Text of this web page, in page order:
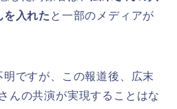
を入れた と一部のメディアが
ですが、この報道後、広末
んの共演が実現することはな